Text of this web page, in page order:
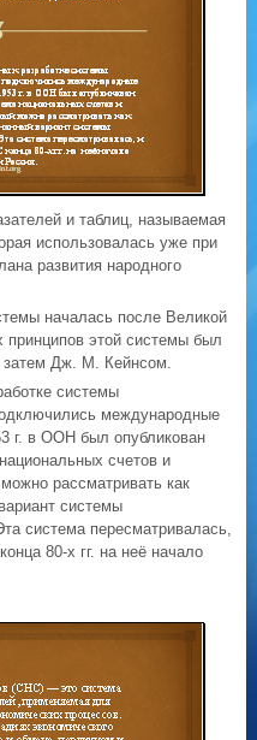
и таблиц, называемая
использовалась уже при
развития народного
началась после Великой
принципов этой системы был
Дж. М. Кейнсом.
системы
международные
г. в ООН был опубликован
счетов и
рассматривать как
системы
система пересматривалась,
80-х гг. на неё начало